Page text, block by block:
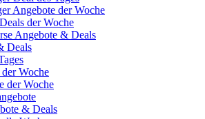
Angebote der Woche
der Woche
Angebote & Deals
Deals
Woche
der Woche
& Deals